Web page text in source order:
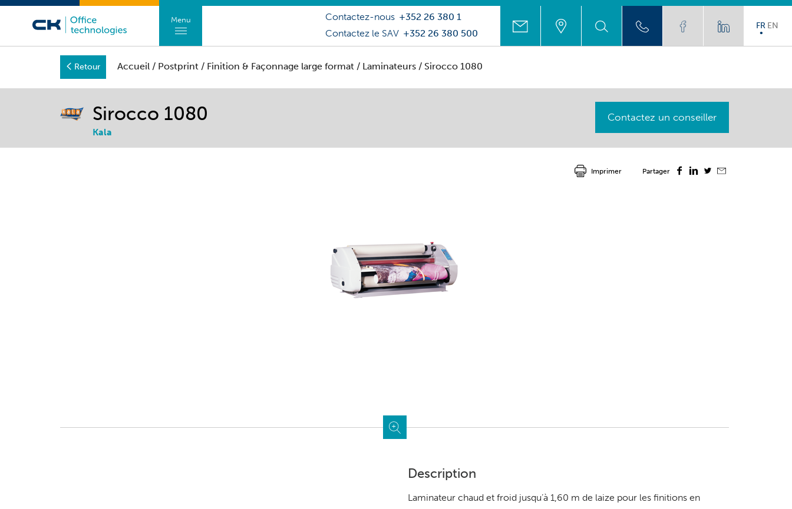
Contactez-nous +352 26 380 1
Contactez le SAV +352 26 380 500
FR EN
Menu
Retour Accueil / Postprint / Finition & Façonnage large format / Laminateurs / Sirocco 1080
Sirocco 1080
Kala
Contactez un conseiller
Partager
Imprimer
Description
Laminateur chaud et froid jusqu’à 1,60 m de laize pour les finitions en